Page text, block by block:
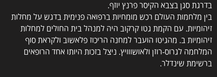
בדרגת סגן בצבא הקיסר פרנץ יוזף.
בין מלחמות העולם רכש מומחיות ברפואה פנימית בדגש על מחלות
זיהומיות. עם הקמת גטו קרקוב היה למנהל בית החולים למחלות
זיהומיות ב. מהגיטו הועבר למחנה הריכוז פלאשוב ולקראת סוף
המלחמה לגרוס-רוזן ולאושווויץ. ניצל בזכות היותו אחד הרופאים
ברשימת שינדלר.